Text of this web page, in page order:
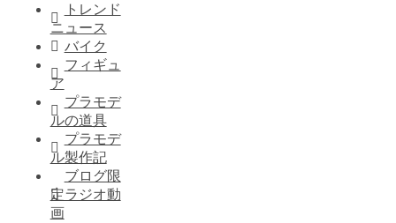
トレンド
ニュース
バイク
フィギュ
ア
プラモデ
ルの道具
プラモデ
ル製作記
ブログ限
定ラジオ動
画